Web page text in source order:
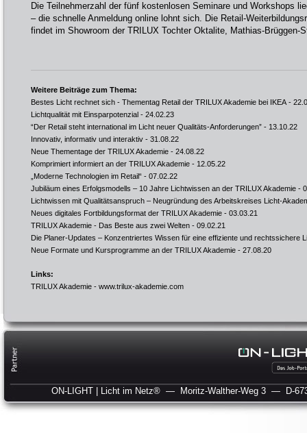
Die Teilnehmerzahl der fünf kostenlosen Seminare und Workshops
– die schnelle Anmeldung online lohnt sich. Die Retail-
findet im Showroom der TRILUX Tochter Oktalite, Mathias-Brüggen-
Weitere Beiträge zum Thema:
Bestes Licht rechnet sich - Thementag Retail der TRILUX Akademie bei IKEA -
Lichtqualität mit Einsparpotenzial - 24.02.23
“Der Retail steht international im Licht neuer Qualitäts-Anforderungen” - 13.10.22
Innovativ, informativ und interaktiv - 31.08.22
Neue Thementage der TRILUX Akademie - 24.08.22
Komprimiert informiert an der TRILUX Akademie - 12.05.22
„Moderne Technologien im Retail“ - 07.02.22
Jubiläum eines Erfolgsmodells – 10 Jahre Lichtwissen an der TRILUX Akademie -
Lichtwissen mit Qualitätsanspruch – Neugründung des Arbeitskreises Licht-
Neues digitales Fortbildungsformat der TRILUX Akademie - 03.03.21
TRILUX Akademie - Das Beste aus zwei Welten - 09.02.21
Die Planer-Updates – Konzentriertes Wissen für eine effiziente und rechtssichere
Neue Formate und Kursprogramme an der TRILUX Akademie - 27.08.20
Links:
TRILUX Akademie - www.trilux-akademie.com
ON-LIGHT | Licht im Netz® — Moritz-Walther-Weg 3 — D-